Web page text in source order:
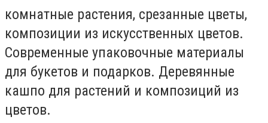
комнатные растения, срезанные цветы,
композиции из искусственных цветов.
Современные упаковочные материалы
для букетов и подарков. Деревянные
кашпо для растений и композиций из
цветов.